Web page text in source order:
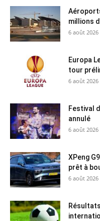
millions
6 août 2026
Europa
tour
6 août 2026
Festival
annulé
6 août 2026
XPeng
prêt à
6 août 2026